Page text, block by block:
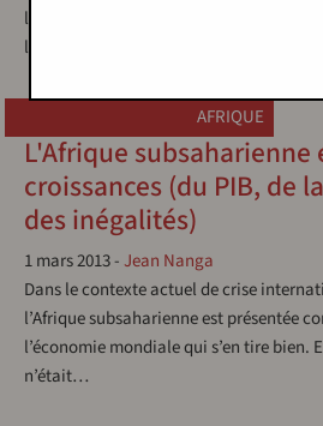
l’accord de défense liant les deux pays,
l’Union…
AFRIQUE
L'Afrique subsaharienne
croissances (du PIB, de
des inégalités)
1 mars 2013-Jean Nanga
Dans le contexte actuel de crise
l’Afrique subsaharienne est présentée
l’économie mondiale qui s’en tire bien.
n’était…